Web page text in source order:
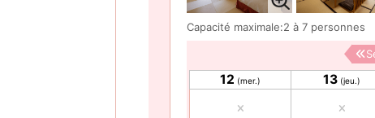
Capacité maximale:2 à 7 personnes
12 (mer.) 13 (jeu.)